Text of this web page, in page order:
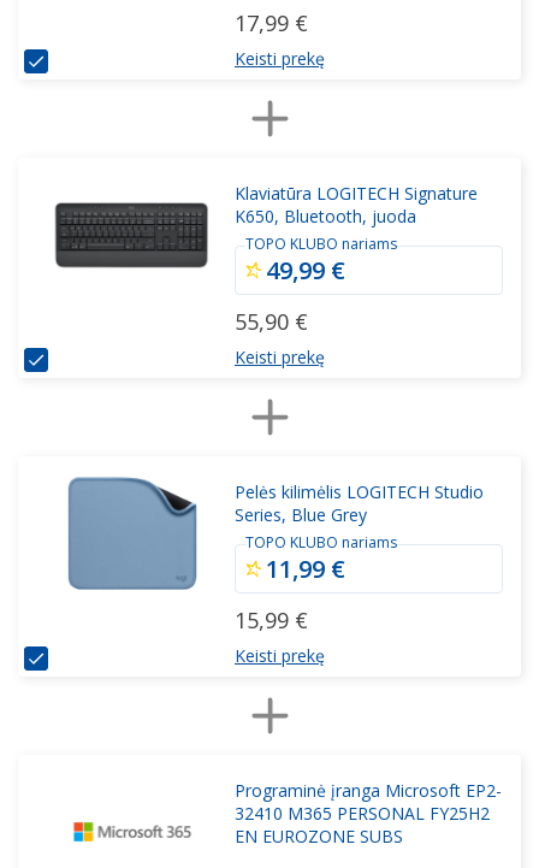
17,99 €
Keisti prekę
Klaviatūra LOGITECH Signature
K650, Bluetooth, juoda
55,90 €
TOPO KLUBO nariams
49,99 €
Keisti prekę
Pelės kilimėlis LOGITECH Studio
Series, Blue Grey
15,99 €
TOPO KLUBO nariams
11,99 €
Keisti prekę
Programinė įranga Microsoft EP2-
32410 M365 PERSONAL FY25H2
EN EUROZONE SUBS